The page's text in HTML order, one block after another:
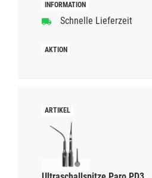
Schnelle Lieferzeit